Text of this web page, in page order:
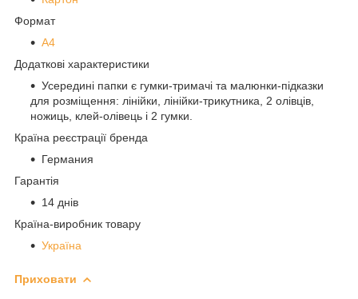
Формат
A4
Додаткові характеристики
Усередині папки є гумки-тримачі та малюнки-підказки
для розміщення: лінійки, лінійки-трикутника, 2 олівців,
ножиць, клей-олівець і 2 гумки.
Країна реєстрації бренда
Германия
Гарантія
14 днів
Країна-виробник товару
Україна
Приховати